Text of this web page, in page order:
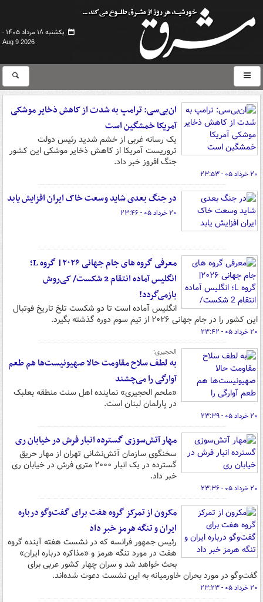
یکشنبه ۱۸ مرداد ۱۴۰۵ -
Aug 9 2026
ان‌بی‌سی: ترامپ به شدت از کاهش ذخایر موشکی
آمریکا خمشگین است
یک رسانه غربی از خشم شدید رئیس دولت
تروریست آمریکا از کاهش ذخایر موشکی این کشور
جنگ افروز خبر داد.
۲۰ خرداد ۰۵ - ۲۳:۵۳
در جنگ بعدی شاید وسعت خاک ایران افزایش یابد
۲۰ خرداد ۰۵ - ۲۳:۴۶
معرفی گروه های جام جهانی ۲۰۲۶| گروه L؛
انگلیس آماده انتقام 2 شکست/ کی‌روش
بازمی‌گردد!
انگلیس آماده است تا دو شکست تلخ تاریخ فوتبال
این کشور را در جام جهانی ۲۰۲۶ از تیم سوم دوره گذشته بگیرد.
۲۰ خرداد ۰۵ - ۲۳:۴۲
الحجیری:
به لطف سلاح مقاومت حالا صهیونیست‌ها هم طعم
آوارگی را می‌چشند
«ملحم الحجیری» نماینده اهل سنت منطقه بعلبک
در پارلمان لبنان است.
۲۰ خرداد ۰۵ - ۲۳:۳۹
مهار آتش‌سوزی گسترده انبار فرش در خیابان ری
سخنگوی سازمان آتش‌نشانی تهران از مهار حریق
گسترده در یک انبار ۲۰۰۰ متری فرش در خیابان ری
خبر داد.
۲۰ خرداد ۰۵ - ۲۳:۳۶
مکرون از تمرکز گروه هفت برای گفت‌وگو درباره
ایران و تنگه هرمز خبر داد
رئیس جمهور فرانسه که در نشست هفته آینده گروه
هفت در مورد تنگه هرمز و «مذاکره درباره ایران»
بحث خواهد شد و سران چهار کشور عربی برای
گفت‌وگو در مورد بحران خاورمیانه به این نشست دعوت شده‌اند.
۲۰ خرداد ۰۵ - ۲۳:۲۳